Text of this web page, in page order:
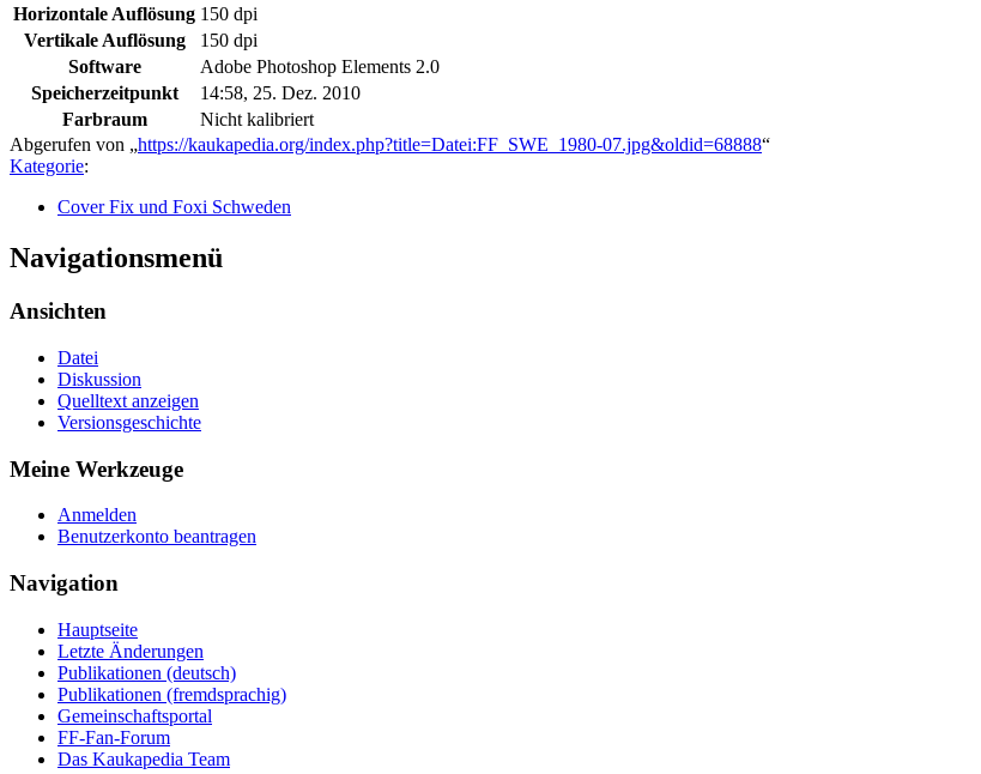
Horizontale Auflösung 150 dpi
Vertikale Auflösung
150 dpi
Software
Adobe Photoshop Elements 2.0
Speicherzeitpunkt
14:58, 25. Dez. 2010
Farbraum
Nicht kalibriert
Abgerufen von „https://kaukapedia.org/index.php?title=Datei:FF_SWE_1980-07.jpg&oldid=68888“
Kategorie:
Cover Fix und Foxi Schweden
Navigationsmenü
Ansichten
Datei
Diskussion
Quelltext anzeigen
Versionsgeschichte
Meine Werkzeuge
Anmelden
Benutzerkonto beantragen
Navigation
Hauptseite
Letzte Änderungen
Publikationen (deutsch)
Publikationen (fremdsprachig)
Gemeinschaftsportal
FF-Fan-Forum
Das Kaukapedia Team